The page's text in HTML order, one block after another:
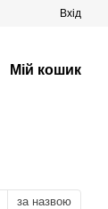
Вхід
Мій кошик
за назвою